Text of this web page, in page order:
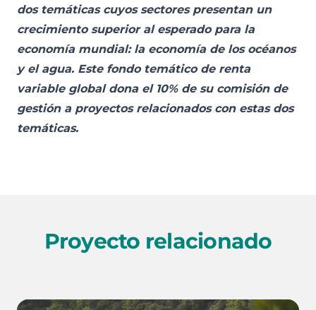
dos temáticas cuyos sectores presentan un
crecimiento superior al esperado para la
economía mundial: la economía de los océanos
y el agua. Este fondo temático de renta
variable global dona el 10% de su comisión de
gestión a proyectos relacionados con estas dos
temáticas.
Proyecto relacionado